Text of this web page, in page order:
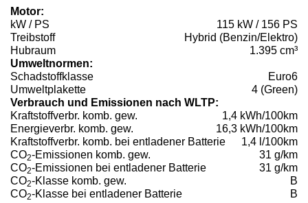
Motor:
kW / PS
115 kW / 156 PS
Treibstoff
Hybrid (Benzin/Elektro)
Hubraum
1.395 cm³
Umweltnormen:
Schadstoffklasse
Euro6
Umweltplakette
4 (Green)
Verbrauch und Emissionen nach WLTP:
Kraftstoffverbr. komb. gew.
1,4 kWh/100km
Energieverbr. komb. gew.
16,3 kWh/100km
Kraftstoffverbr. komb. bei entladener Batterie
1,4 l/100km
CO2-Emissionen komb. gew.
31 g/km
CO2-Emissionen bei entladener Batterie
31 g/km
CO2-Klasse komb. gew.
B
CO2-Klasse bei entladener Batterie B